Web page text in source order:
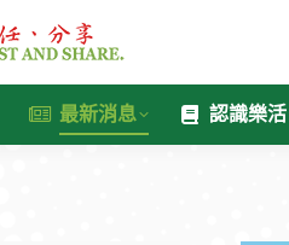
最新消息 認識樂活